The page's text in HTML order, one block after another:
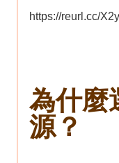
https://reurl.cc/
為什麼
源？